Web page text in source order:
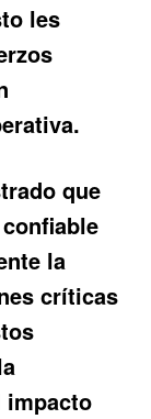
les
que
la
críticas
impacto